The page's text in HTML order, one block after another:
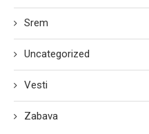
Srem
Uncategorized
Vesti
Zabava